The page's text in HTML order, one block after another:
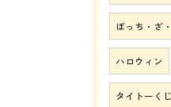
ぼっち・ざ
ハロウィン
タイトーくじ